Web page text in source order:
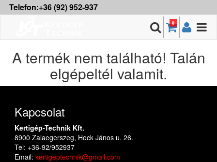
Telefon:+36 (92) 952-937
0
A termék nem található! Talán
elgépeltél valamit.
Kapcsolat
Kertigép-Technik Kft.
8900 Zalaegerszeg, Hock János u. 26.
Tel: +36-92/952937
Email: kertigeptechnik@gmail.com